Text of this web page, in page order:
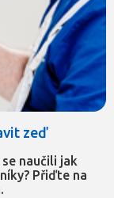
zeď
naučili jak
Přiďte na